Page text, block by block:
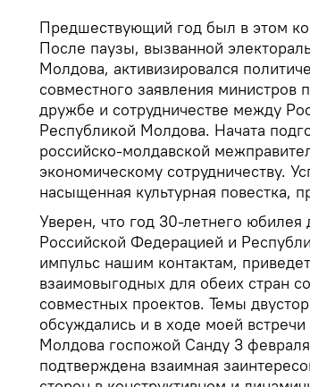
Предшествующий год был в этом
После паузы, вызванной
Молдова, активизировался
совместного заявления министров
дружбе и сотрудничестве между
Республикой Молдова. Начата
российско-молдавской
экономическому сотрудничеству.
насыщенная культурная повестка,
Уверен, что год 30-летнего
Российской Федерацией и
импульс нашим контактам,
взаимовыгодных для обеих стран
совместных проектов. Темы
обсуждались и в ходе моей
Молдова госпожой Санду 3
подтверждена взаимная